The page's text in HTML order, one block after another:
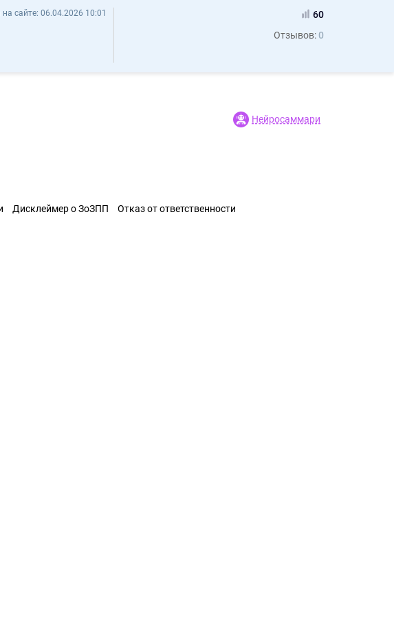
сайте: 06.04.2026 10:01
60
Отзывов: 0
Нейросаммари
Дисклеймер о ЗоЗПП Отказ от ответственности